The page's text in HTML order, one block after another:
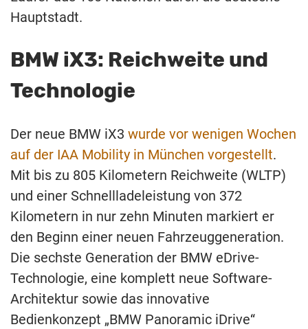
Hauptstadt.
BMW iX3: Reichweite und
Technologie
Der neue BMW iX3 wurde vor wenigen Wochen
auf der IAA Mobility in München vorgestellt.
Mit bis zu 805 Kilometern Reichweite (WLTP)
und einer Schnellladeleistung von 372
Kilometern in nur zehn Minuten markiert er
den Beginn einer neuen Fahrzeuggeneration.
Die sechste Generation der BMW eDrive-
Technologie, eine komplett neue Software-
Architektur sowie das innovative
Bedienkonzept „BMW Panoramic iDrive“